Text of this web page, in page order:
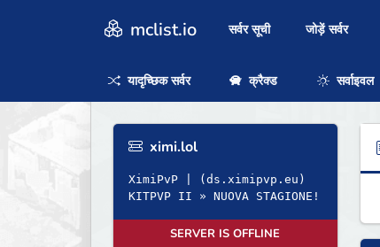
mclist.io सर्वर सूची जोड़ें सर्वर
यादृच्छिक सर्वर क्रैक्ड सर्वाइवल
ximi.lol
XimiPvP | (ds.ximipvp.eu)
KITPVP II » NUOVA STAGIONE!
SERVER IS OFFLINE